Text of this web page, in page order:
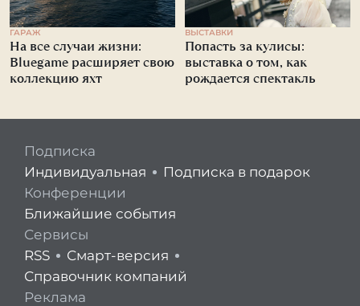
ГАРАЖ
На все случаи жизни:
Bluegame расширяет свою
коллекцию яхт
ВЫСТАВКИ
Попасть за кулисы:
выставка о том, как
рождается спектакль
Подписка
Индивидуальная
Подписка в подарок
Конференции
Ближайшие события
Сервисы
RSS
Смарт-версия
Справочник компаний
Реклама